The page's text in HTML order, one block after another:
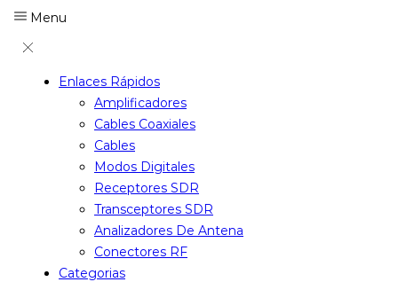
Menu
Enlaces Rápidos
Amplificadores
Cables Coaxiales
Cables
Modos Digitales
Receptores SDR
Transceptores SDR
Analizadores De Antena
Conectores RF
Categorias